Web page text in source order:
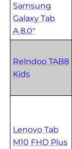
Samsung
Galaxy Tab
A 8.0"
Relndoo TAB8
Kids
Lenovo Tab
M10 FHD Plus